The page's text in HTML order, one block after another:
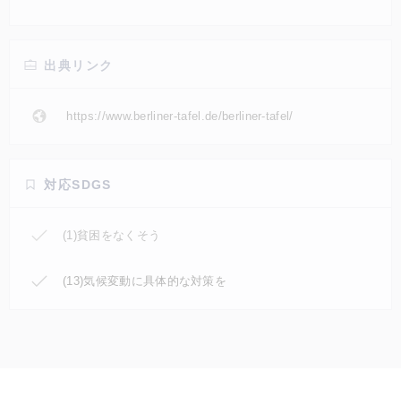
出典リンク
https://www.berliner-tafel.de/berliner-tafel/
対応SDGS
(1)貧困をなくそう
(13)気候変動に具体的な対策を